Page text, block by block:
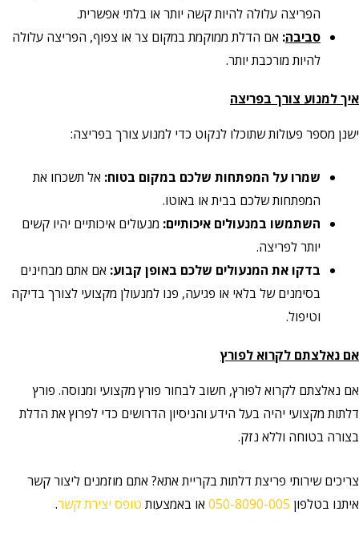
הפריצה עלולה להיות קשה יותר או בלתי אפשרית.
סביבה: אם הדלת ממוקמת במקום צר או צפוף, הפריצה עלולה
להיות מורכבת יותר.
איך למנוע צורך בפריצה
ישנן מספר פעולות שתוכלו לנקוט כדי למנוע צורך בפריצה:
שמרו על המפתחות שלכם במקום בטוח: אל תשכחו את
המפתחות שלכם בבית או באוטו.
השתמשו במנעולים איכותיים: מנעולים איכותיים יהיו קשים
יותר לפריצה.
בדקו את המנעולים שלכם באופן קבוע: אם אתם מבחינים
בסימנים של בלאי או פגיעה, פנו למנעולן מקצועי לצורך בדיקה
וטיפול.
אם נאלצתם לקרוא לפורץ
אם נאלצתם לקרוא לפורץ, חשוב לבחור פורץ מקצועי ומנוסה. פורץ
דלתות מקצועי יהיה בעל הידע והניסיון הדרושים כדי לפרוץ את הדלת
בצורה בטוחה וללא נזק.
צריכים שירותי פריצת דלתות בקריית אתא? אתם מוזמנים ליצור קשר
איתנו בטלפון 050-8090-005 או באמצעות טופס יצירת קשר.